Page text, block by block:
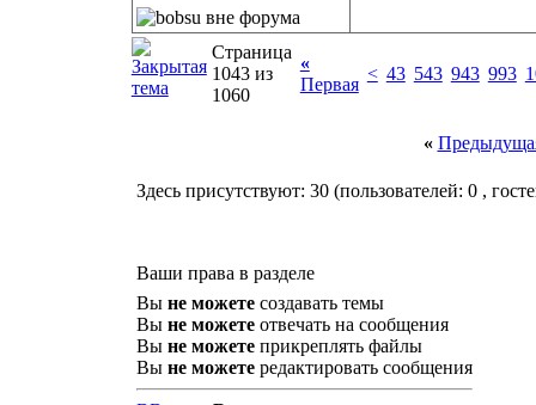
Страница
1043 из
1060
«
Первая
< 43 543 943 993
«
Здесь присутствуют: 30 (пользователей: 0 ,
Ваши права в разделе
Вы не можетесоздавать темы
Вы не можетеотвечать на сообщения
Вы не можетеприкреплять файлы
Вы не можетередактировать сообщения